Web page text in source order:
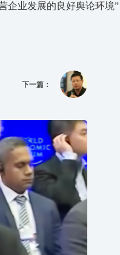
企业发展的良好舆论环境”
下一篇：